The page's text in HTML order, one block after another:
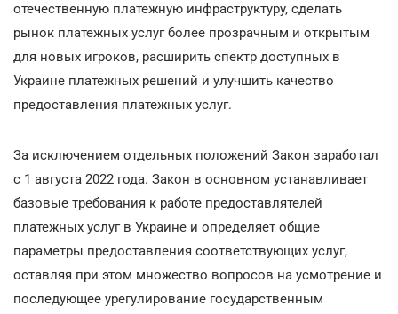
отечественную платежную инфраструктуру, сделать
рынок платежных услуг более прозрачным и открытым
для новых игроков, расширить спектр доступных в
Украине платежных решений и улучшить качество
предоставления платежных услуг.
За исключением отдельных положений Закон заработал
с 1 августа 2022 года. Закон в основном устанавливает
базовые требования к работе предоставлятелей
платежных услуг в Украине и определяет общие
параметры предоставления соответствующих услуг,
оставляя при этом множество вопросов на усмотрение и
последующее урегулирование государственным